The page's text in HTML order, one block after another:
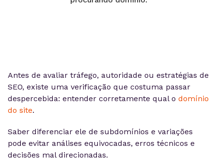
Antes de avaliar tráfego, autoridade ou estratégias de
SEO, existe uma verificação que costuma passar
despercebida: entender corretamente qual o domínio
do site.
Saber diferenciar ele de subdomínios e variações
pode evitar análises equivocadas, erros técnicos e
decisões mal direcionadas.